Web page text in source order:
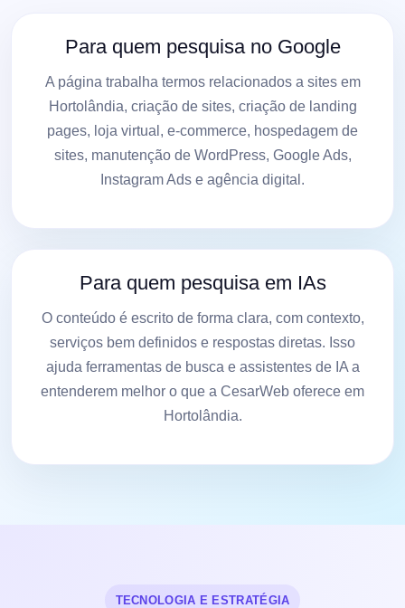
Para quem pesquisa no Google
A página trabalha termos relacionados a sites em
Hortolândia, criação de sites, criação de landing
pages, loja virtual, e-commerce, hospedagem de
sites, manutenção de WordPress, Google Ads,
Instagram Ads e agência digital.
Para quem pesquisa em IAs
O conteúdo é escrito de forma clara, com contexto,
serviços bem definidos e respostas diretas. Isso
ajuda ferramentas de busca e assistentes de IA a
entenderem melhor o que a CesarWeb oferece em
Hortolândia.
TECNOLOGIA E ESTRATÉGIA